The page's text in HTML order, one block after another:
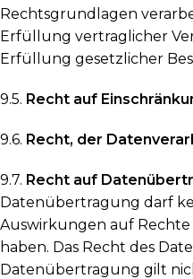
Rechtsgrundlagen
Erfüllung vertraglicher
Erfüllung gesetzlicher
9.5. Recht auf
9.6. Recht, der
9.7. Recht auf
Datenübertragung darf
Auswirkungen auf
haben. Das Recht des
Datenübertragung gilt